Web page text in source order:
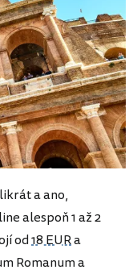
a ano,
alespoň 1 až 2
od18 EURa
Romanum a